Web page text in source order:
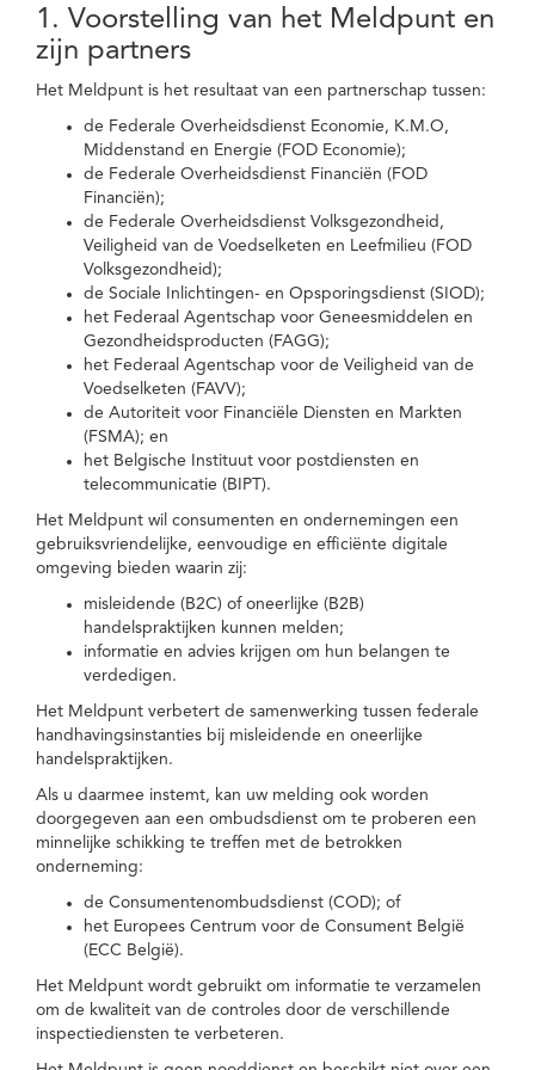
1. Voorstelling van het Meldpunt en
zijn partners
Het Meldpunt is het resultaat van een partnerschap tussen:
de Federale Overheidsdienst Economie, K.M.O,
Middenstand en Energie (FOD Economie);
de Federale Overheidsdienst Financiën (FOD
Financiën);
de Federale Overheidsdienst Volksgezondheid,
Veiligheid van de Voedselketen en Leefmilieu (FOD
Volksgezondheid);
de Sociale Inlichtingen- en Opsporingsdienst (SIOD);
het Federaal Agentschap voor Geneesmiddelen en
Gezondheidsproducten (FAGG);
het Federaal Agentschap voor de Veiligheid van de
Voedselketen (FAVV);
de Autoriteit voor Financiële Diensten en Markten
(FSMA); en
het Belgische Instituut voor postdiensten en
telecommunicatie (BIPT).
Het Meldpunt wil consumenten en ondernemingen een
gebruiksvriendelijke, eenvoudige en efficiënte digitale
omgeving bieden waarin zij:
misleidende (B2C) of oneerlijke (B2B)
handelspraktijken kunnen melden;
informatie en advies krijgen om hun belangen te
verdedigen.
Het Meldpunt verbetert de samenwerking tussen federale
handhavingsinstanties bij misleidende en oneerlijke
handelspraktijken.
Als u daarmee instemt, kan uw melding ook worden
doorgegeven aan een ombudsdienst om te proberen een
minnelijke schikking te treffen met de betrokken
onderneming:
de Consumentenombudsdienst (COD); of
het Europees Centrum voor de Consument België
(ECC België).
Het Meldpunt wordt gebruikt om informatie te verzamelen
om de kwaliteit van de controles door de verschillende
inspectiediensten te verbeteren.